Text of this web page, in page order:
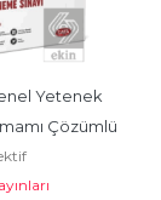
Yetenek
Çözümlü
Sınavı